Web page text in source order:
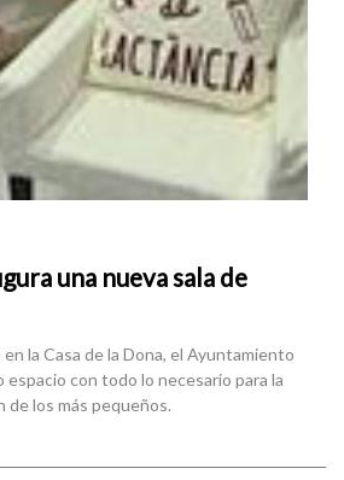
una nueva sala de
la Casa de la Dona, el Ayuntamiento
espacio con todo lo necesario para la
de los más pequeños.